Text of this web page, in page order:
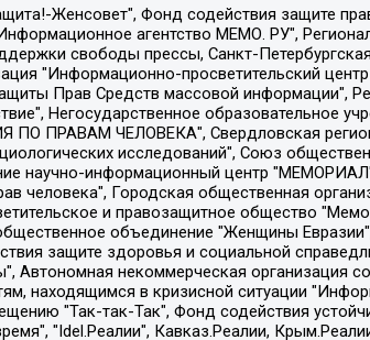
администратором доменного имени интернет-издания "The Insider SIA", https://theins.ru, Постернак Алексей Евгеньевич, Рубин Михаил Аркадьевич, Анин Роман Александрович, Юридическое лицо Istories fonds, зарегистрированное в Латвийской Республике (регистрационный номер 50008295751, дата регистрации 24.02.2020), Великовский Дмитрий Александрович, Долинина Ирина Николаевна, Мароховская Алеся Алексеевна, Шлейнов Роман Юрьевич, Шмагун Олеся Валентиновна, Общество с ограниченной ответственностью "Альтаир 2021", Общество с ограниченной ответственностью "Вега 2021", Общество с ограниченной ответственностью "Главный редактор 2021", Общество с ограниченной ответственностью "Ромашки монолит", Важенков Артем Валерьевич, Ивановская областная общественная организация "Центр гендерных исследований", Гурман Юрий Альбертович, Медиапроект "ОВД-Инфо", Егоров Владимир Владимирович, Жилинский Владимир Александрович, Общество с ограниченной ответственностью "ЗП", Иванова София Юрьевна, Карезина Инна Павловна, Кильтау Екатерина Викторовна, Петров Алексей Викторович, Пискунов Сергей Евгеньевич, Смирнов Сергей Сергеевич, Тихонов Михаил Сергеевич, Общество с ограниченной ответственностью "ЖУРНАЛИСТ-ИНОСТРАННЫЙ АГЕНТ", Арапова Галина Юрьевна, Вольтская Татьяна Анатольевна, Американская компания "Mason G.E.S. Anonymous Foundation" (США), являющаяся владельцем интернет-издания https://mnews.world/, Компания "Stichting Bellingcat", зарегистрированная в Нидерландах (дата регистрации 11.07.2018), Захаров Андрей Вячеславович, Клепиковская Екатерина Дмитриевна, Общество с ограниченной ответственностью "МЕМО", Перл Роман Александрович, Симонов Евгений Алексеевич, Соловьева Елена Анатольевна, Сотников Даниил Владимирович, Сурначева Елизавета Дмитриевна, Автономная некоммерческая организация по защите прав человека и информированию населения "Якутия – Наше Мнение", Общество с ограниченной ответственностью "Москоу диджитал медиа", с 26.01.2023 Общество с ограниченной ответственностью "Чайка Белые сады", Ветошкина Валерия Валерьевна, Заговора Максим Александрович, Межрегиональное общественное движение "Российская ЛГБТ - сеть", Оленичев Максим Владимирович, Павлов Иван Юрьевич, Скворцова Елена Сергеевна, Общество с ограниченной ответственностью "Как бы инагент", Кочетков Игорь Викторович, Общество с ограниченной ответственностью "Честные выборы", Еланчик Олег Александрович, Общество с ограниченной ответственностью "Нобелевский призыв", Гималова Регина Эмилевна, Григорьев Андрей Валерьевич, Григорьева Алина Александровна, Ассоциация по содействию защите прав призывников, альтернативнослужащих и военнослужащих "Правозащитная группа "Гражданин.Армия.Право", Хисамова Регина